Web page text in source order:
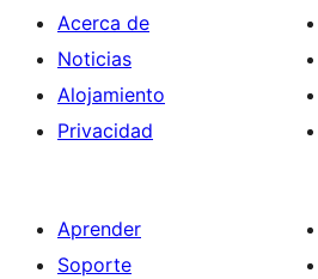
Acerca de
Noticias
Alojamiento
Privacidad
Aprender
Soporte